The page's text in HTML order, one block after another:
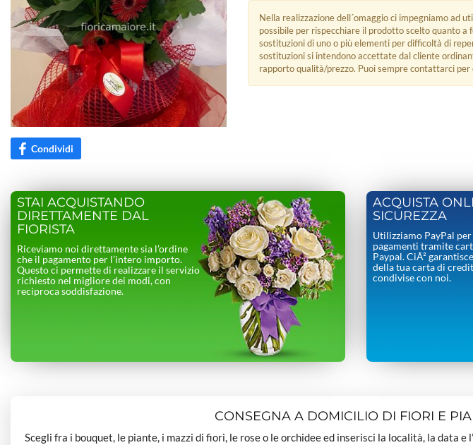
Condividi
Nella realizzazione dell´omaggio ci impegniamo ad
possibile per rispecchiare il prodotto scelto quanto a
sostituzioni di uno o più elementi per difficoltà di
sostituzioni si intendono accettate dal cliente
rapporto qualità/prezzo. Puoi sempre contattarci
STAI ACQUISTANDO
DIRETTAMENTE DAL
FIORISTA
Riceviamo noi direttamente sia l’ordine
che il pagamento per l’intero importo.
Questo ci permette di realizzare il servizio
richiesto nel migliore dei modi, con
reciproca soddisfazione.
ACQUISTA
SICUREZZA
Utilizziamo PayPal
pagamenti tramite
Paypal. CiÃ²
della tua carta di
condivise con noi.
CONSEGNA A DOMICILIO DI FIORI E
Scegli fra i bouquet, le piante, i mazzi di fiori, le rose o le orchidee ed inserisci la località, la data e